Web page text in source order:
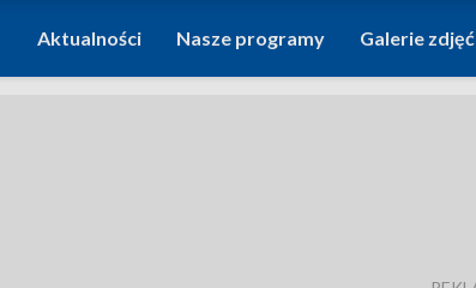
Aktualności Nasze programy Galerie zdjęć